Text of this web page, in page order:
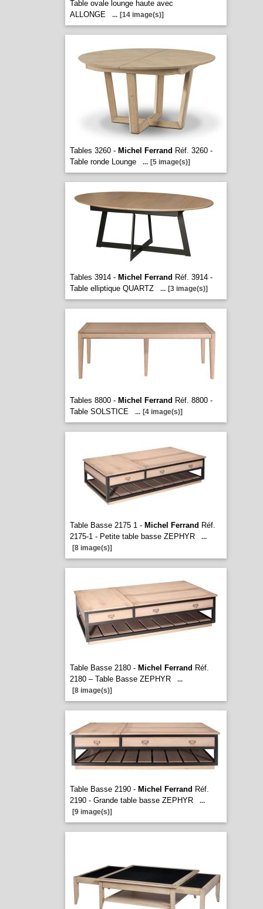
Table ovale lounge haute avec
ALLONGE
... [14 image(s)]
Tables 3260 - Michel Ferrand Réf. 3260 -
Table ronde Lounge
... [5 image(s)]
Tables 3914 - Michel Ferrand Réf. 3914 -
Table elliptique QUARTZ
... [3 image(s)]
Tables 8800 - Michel Ferrand Réf. 8800 -
Table SOLSTICE
... [4 image(s)]
Table Basse 2175 1 - Michel Ferrand Réf.
2175-1 - Petite table basse ZEPHYR
...
[8 image(s)]
Table Basse 2180 - Michel Ferrand Réf.
2180 – Table Basse ZEPHYR
...
[8 image(s)]
Table Basse 2190 - Michel Ferrand Réf.
2190 - Grande table basse ZEPHYR
...
[9 image(s)]